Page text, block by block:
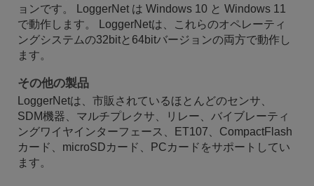
ョンです。 LoggerNet は Windows 10 と Windows 11
で動作します。 LoggerNetは、これらのオペレーティ
ングシステムの32bitと64bitバージョンの両方で動作し
ます。
その他の製品
LoggerNetは、市販されているほとんどのセンサ、
SDM機器、マルチプレクサ、リレー、バイブレーティ
ングワイヤインターフェース、ET107、CompactFlash
カード、microSDカード、PCカードをサポートしてい
ます。